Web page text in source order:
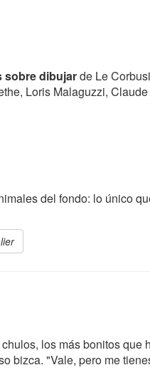
sobre dibujarde Le
Loris Malaguzzi,
del fondo: lo único
los más bonitos que
bizca. "Vale, pero me